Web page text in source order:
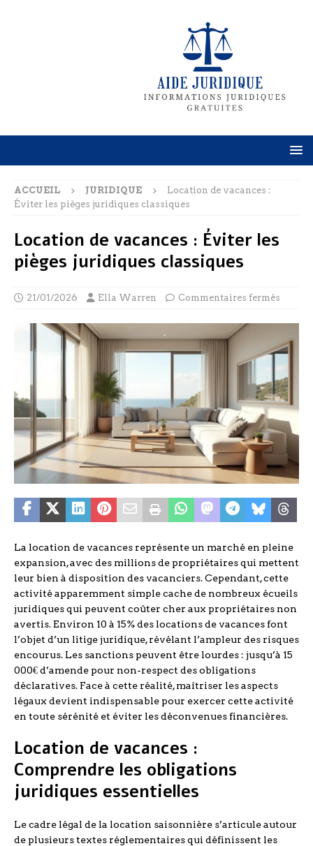
ACCUEIL JURIDIQUE
Location de vacances :
Éviter les pièges juridiques classiques
Location de vacances : Éviter les
pièges juridiques classiques
21/01/2026 Ella Warren Commentaires fermés
La location de vacances représente un marché en pleine
expansion, avec des millions de propriétaires qui mettent
leur bien à disposition des vacanciers. Cependant, cette
activité apparemment simple cache de nombreux écueils
juridiques qui peuvent coûter cher aux propriétaires non
avertis. Environ 10 à 15% des locations de vacances font
l’objet d’un litige juridique, révélant l’ampleur des risques
encourus. Les sanctions peuvent être lourdes : jusqu’à 15
000€ d’amende pour non-respect des obligations
déclaratives. Face à cette réalité, maîtriser les aspects
légaux devient indispensable pour exercer cette activité
en toute sérénité et éviter les déconvenues financières.
Location de vacances :
Comprendre les obligations
juridiques essentielles
Le cadre légal de la location saisonnière s’articule autour
de plusieurs textes réglementaires qui définissent les